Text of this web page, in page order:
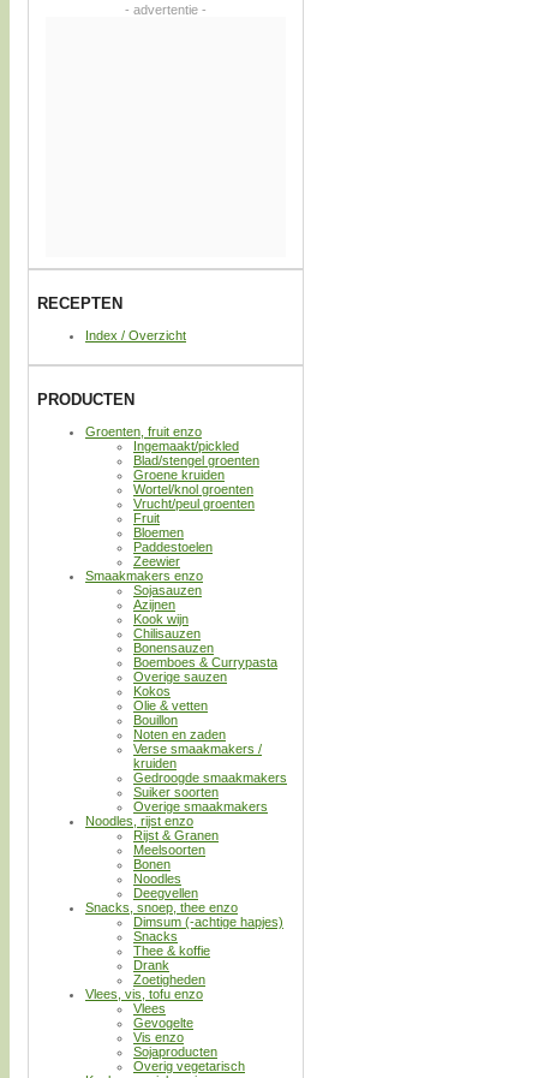
- advertentie -
RECEPTEN
Index / Overzicht
PRODUCTEN
Groenten, fruit enzo
Ingemaakt/pickled
Blad/stengel groenten
Groene kruiden
Wortel/knol groenten
Vrucht/peul groenten
Fruit
Bloemen
Paddestoelen
Zeewier
Smaakmakers enzo
Sojasauzen
Azijnen
Kook wijn
Chilisauzen
Bonensauzen
Boemboes & Currypasta
Overige sauzen
Kokos
Olie & vetten
Bouillon
Noten en zaden
Verse smaakmakers /
kruiden
Gedroogde smaakmakers
Suiker soorten
Overige smaakmakers
Noodles, rijst enzo
Rijst & Granen
Meelsoorten
Bonen
Noodles
Deegvellen
Snacks, snoep, thee enzo
Dimsum (-achtige hapjes)
Snacks
Thee & koffie
Drank
Zoetigheden
Vlees, vis, tofu enzo
Vlees
Gevogelte
Vis enzo
Sojaproducten
Overig vegetarisch